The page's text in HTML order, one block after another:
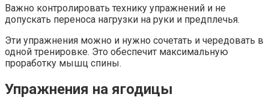
Важно контролировать технику упражнений и не
допускать переноса нагрузки на руки и предплечья.
Эти упражнения можно и нужно сочетать и чередовать в
одной тренировке. Это обеспечит максимальную
проработку мышц спины.
Упражнения на ягодицы